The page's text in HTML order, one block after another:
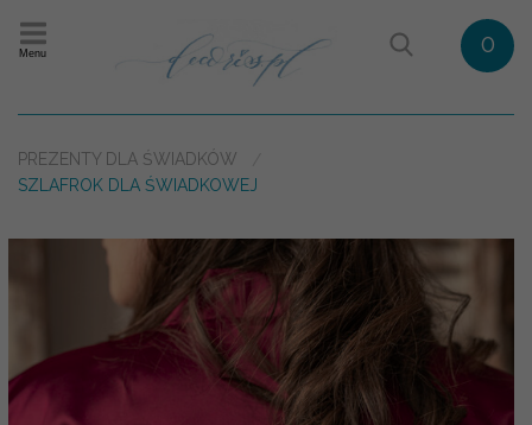
Menu 0
PREZENTY DLA ŚWIADKÓW
SZLAFROK DLA ŚWIADKOWEJ